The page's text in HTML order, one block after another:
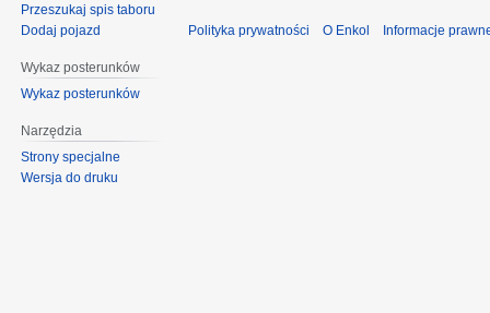
Przeszukaj spis taboru
Dodaj pojazd
Wykaz posterunków
Wykaz posterunków
Narzędzia
Strony specjalne
Wersja do druku
Polityka prywatności O Enkol Informacje